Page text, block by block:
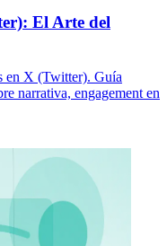
El Arte del
en X (Twitter). Guía
narrativa, engagement en